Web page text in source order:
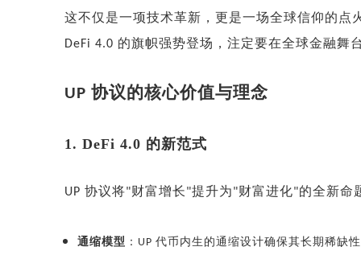
这不仅是一项技术革新，更是一场全球信仰的
DeFi 4.0 的旗帜强势登场，注定要在全球金融舞
UP 协议的核心价值与理念
1. DeFi 4.0 的新范式
UP 协议将"财富增长"提升为"财富进化"的全新命
通缩模型 ： UP 代币内生的通缩设计确保其长期稀缺